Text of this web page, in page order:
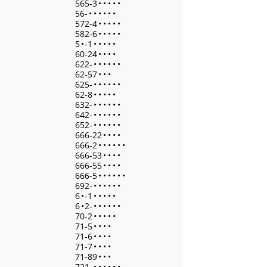
565-3• • • • •
56- • • • • • •
572-4• • • • •
582-6• • • • •
5•-1 • • • • •
60-24• • • •
622- • • • • • •
62-57• • •
625- • • • • • •
62-8• • • • •
632- • • • • • •
642- • • • • • •
652- • • • • • •
666-22• • • •
666-2• • • • • •
666-53• • • •
666-55• • • •
666-5• • • • • •
692- • • • • • •
6•-1 • • • • •
6•2- • • • • • •
70-2• • • • •
71-5• • • •
71-6• • • •
71-7• • • •
71-89• • •